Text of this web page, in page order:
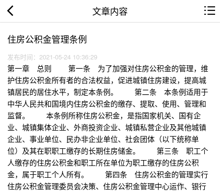
文章内容
住房公积金管理条例
发布时间：2021-05-24 10:36:29
第一章 总则 第一条 为了加强对住房公积金的管理，维
护住房公积金所有者的合法权益，促进城镇住房建设，提高城
镇居民的居住水平，制定本条例。 第二条 本条例适用于
中华人民共和国境内住房公积金的缴存、提取、使用、管理和
监督。 本条例所称住房公积金，是指国家机关、国有企
业、城镇集体企业、外商投资企业、城镇私营企业及其他城镇
企业、事业单位、民办非企业单位、社会团体（以下统称单
位）及其在职职工缴存的长期住房储金。 第三条 职工个
人缴存的住房公积金和职工所在单位为职工缴存的住房公积
金，属于职工个人所有。 第四条 住房公积金的管理实行
住房公积金管理委员会决策、住房公积金管理中心运作、银行